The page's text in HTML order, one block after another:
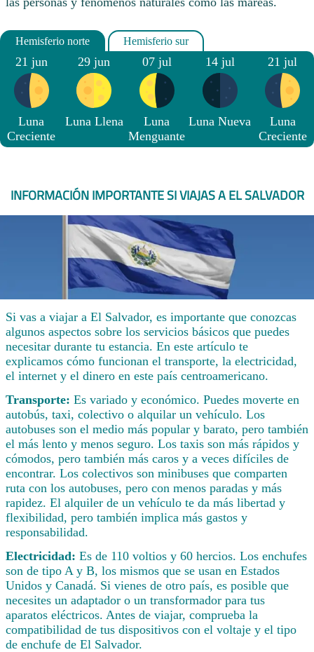
21 jun
Luna
Creciente
29 jun
Luna Llena
07 jul
Luna
Menguante
14 jul
Luna Nueva
21 jul
Luna
Creciente
INFORMACIÓN IMPORTANTE SI VIAJAS A EL SALVADOR
Si vas a viajar a El Salvador, es importante que conozcas
algunos aspectos sobre los servicios básicos que puedes
necesitar durante tu estancia. En este artículo te
explicamos cómo funcionan el transporte, la electricidad,
el internet y el dinero en este país centroamericano.
Transporte: Es variado y económico. Puedes moverte en
autobús, taxi, colectivo o alquilar un vehículo. Los
autobuses son el medio más popular y barato, pero también
el más lento y menos seguro. Los taxis son más rápidos y
cómodos, pero también más caros y a veces difíciles de
encontrar. Los colectivos son minibuses que comparten
ruta con los autobuses, pero con menos paradas y más
rapidez. El alquiler de un vehículo te da más libertad y
flexibilidad, pero también implica más gastos y
responsabilidad.
Electricidad: Es de 110 voltios y 60 hercios. Los enchufes
son de tipo A y B, los mismos que se usan en Estados
Unidos y Canadá. Si vienes de otro país, es posible que
necesites un adaptador o un transformador para tus
aparatos eléctricos. Antes de viajar, comprueba la
compatibilidad de tus dispositivos con el voltaje y el tipo
de enchufe de El Salvador.